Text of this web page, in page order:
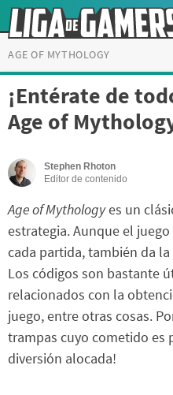
AGE OF MYTHOLOGY
¡Entérate de
Age of
Stephen Rhoton
Editor de contenido
Age of Mythologyes un
estrategia. Aunque el
cada partida, también da
Los códigos son bastante
relacionados con la
juego, entre otras cosas.
trampas cuyo cometido es
diversión alocada!